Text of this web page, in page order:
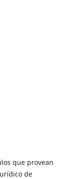
que provean
de